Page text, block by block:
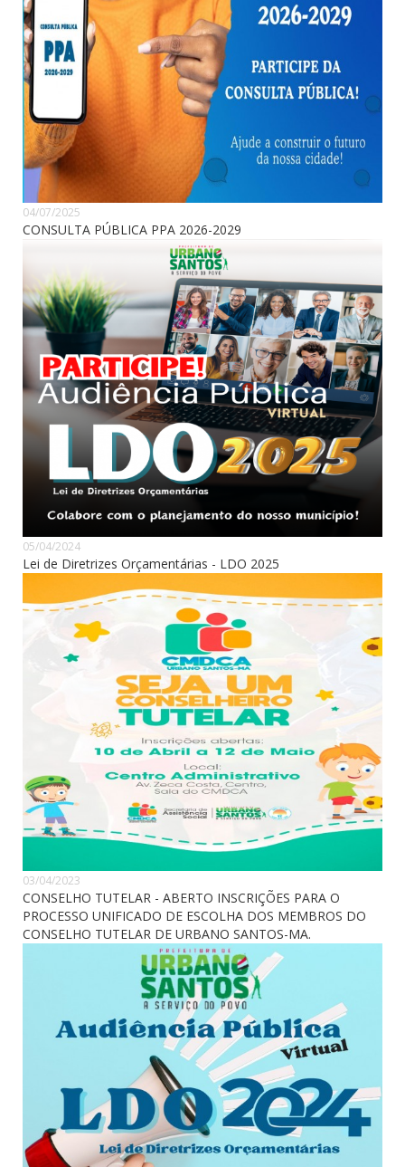
04/07/2025
CONSULTA PÚBLICA PPA 2026-2029
05/04/2024
Lei de Diretrizes Orçamentárias - LDO 2025
03/04/2023
CONSELHO TUTELAR - ABERTO INSCRIÇÕES PARA O
PROCESSO UNIFICADO DE ESCOLHA DOS MEMBROS DO
CONSELHO TUTELAR DE URBANO SANTOS-MA.